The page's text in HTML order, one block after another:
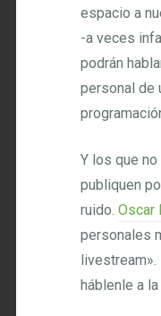
espacio a
-a veces
podrán
personal de
Y los que
publiquen
ruido.Oscar
personales
livestream».
háblenle a